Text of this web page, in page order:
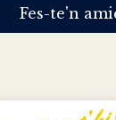
Fes-te'n